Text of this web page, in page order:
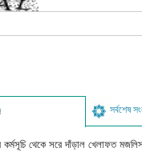
সর্বশেষ
থেকে সরে দাঁড়াল খেলাফত